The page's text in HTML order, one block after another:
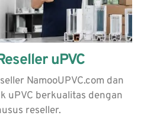
uPVC
NamooUPVC.com dan
uPVC berkualitas dengan
reseller.